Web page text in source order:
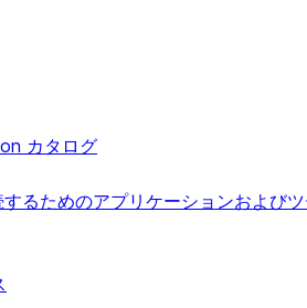
カタログ
るためのアプリケーションおよび